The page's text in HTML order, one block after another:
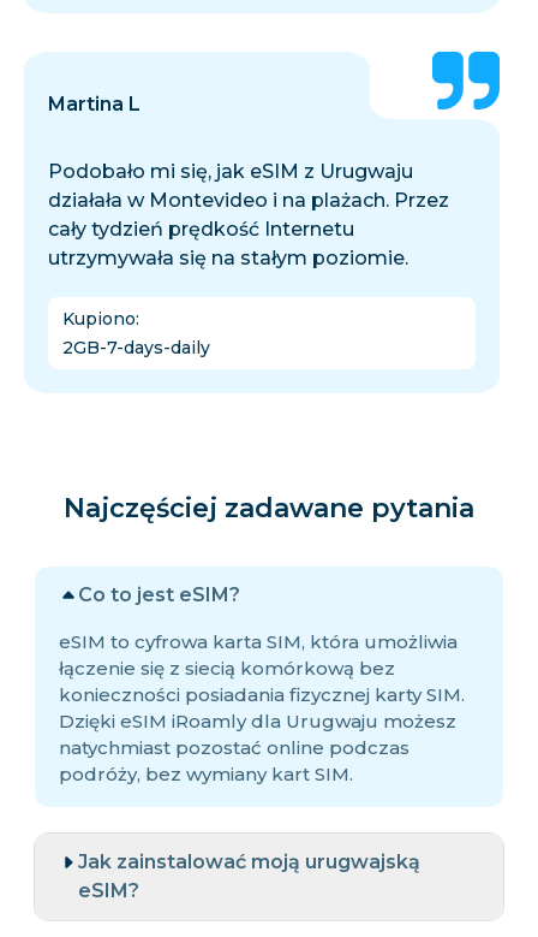
Martina L
Podobało mi się, jak eSIM z Urugwaju
działała w Montevideo i na plażach. Przez
cały tydzień prędkość Internetu
utrzymywała się na stałym poziomie.
Kupiono:
2GB-7-days-daily
Najczęściej zadawane pytania
Co to jest eSIM?
eSIM to cyfrowa karta SIM, która umożliwia
łączenie się z siecią komórkową bez
konieczności posiadania fizycznej karty SIM.
Dzięki eSIM iRoamly dla Urugwaju możesz
natychmiast pozostać online podczas
podróży, bez wymiany kart SIM.
Jak zainstalować moją urugwajską
eSIM?